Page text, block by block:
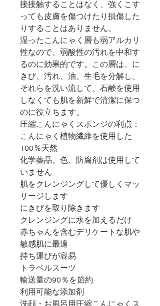
接接触することはなく、強くこす
っても皮膚を傷つけたり損傷した
りすることはありません。
湿ったこんにゃく層も弱アルカリ
性なので、弱酸性の汚れを中和す
るのに効果的です。この層は、に
きび、汚れ、油、生毛を分解し、
それらを洗い流して、石鹸を使用
しなくても肌を新鮮で清潔に保つ
のに役立ちます。
圧縮こんにゃくスポンジの利点：
こんにゃく植物繊維を使用した
100％天然
化学薬品、色、防腐剤は使用して
いません
肌をクレンジングして優しくマッ
サージします
にきびを取り除きます
クレンジングに水を加えるだけ
赤ちゃんを含むデリケートな肌や
敏感肌に最適
持ち運びが容易
トラベルスーツ
輸送量の90％を節約
利用可能な添加剤
洗顔・お風呂用 圧縮こんにゃくス